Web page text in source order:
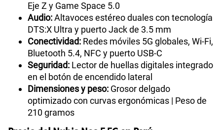
Eje Z y Game Space 5.0
Audio:Altavoces estéreo duales con tecnología
DTS:X Ultra y puerto Jack de 3.5 mm
Conectividad: Redes móviles 5G globales, Wi-Fi,
Bluetooth 5.4, NFC y puerto USB-C
Seguridad: Lector de huellas digitales integrado
en el botón de encendido lateral
Dimensiones y peso: Grosor delgado
optimizado con curvas ergonómicas | Peso de
210 gramos